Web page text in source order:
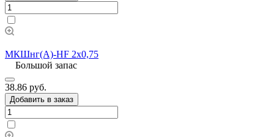
МКШнг(А)-HF 2х0,75
Большой запас
38.86 руб.
Добавить в заказ